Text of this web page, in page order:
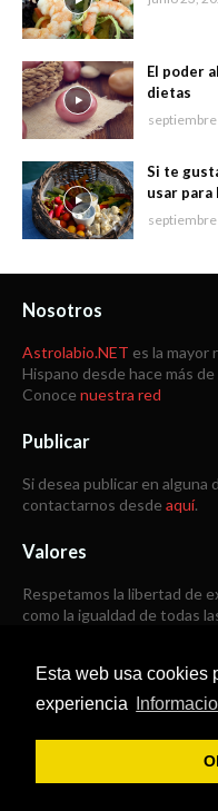
Esta web usa cookies
experiencia
El poder
dietas
Si te
usar para
Nosotros
Astrolabio.NET es la mayor
Hispano desde hace más de
Conoce nuestra red
Publicar
Si desea publicar en
contactarnos desde aquí.
Valores
Respetamos la libertad de
como la igualdad de todas